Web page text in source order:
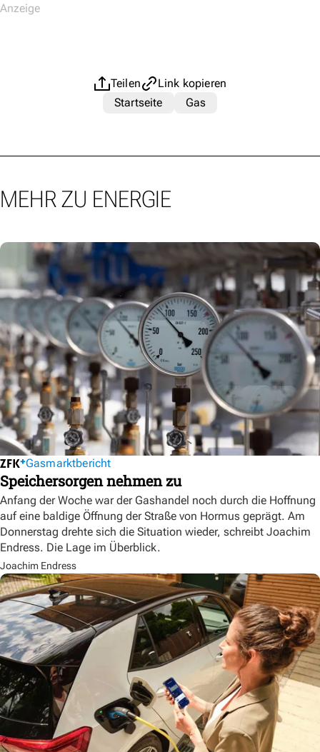
Teilen
Link kopieren
Startseite
Gas
MEHR ZU ENERGIE
Gasmarktbericht
Speichersorgen nehmen zu
Anfang der Woche war der Gashandel noch durch die Hoffnung
auf eine baldige Öffnung der Straße von Hormus geprägt. Am
Donnerstag drehte sich die Situation wieder, schreibt Joachim
Endress. Die Lage im Überblick.
Joachim Endress